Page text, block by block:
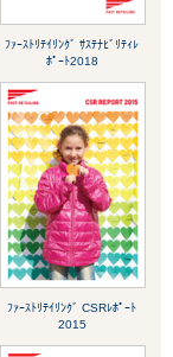
ﾌｧｰｽﾄﾘﾃｲﾘﾝｸﾞ ｻｽﾃﾅﾋﾞﾘﾃｨﾚ
ﾎﾟｰﾄ2018
ﾌｧｰｽﾄﾘﾃｲﾘﾝｸﾞ CSRﾚﾎﾟｰﾄ
2015